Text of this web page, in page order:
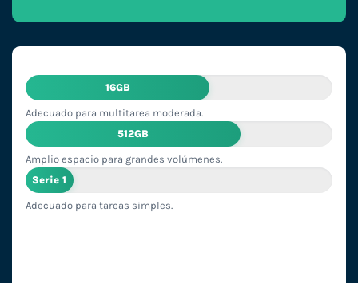
16GB
Adecuado para multitarea moderada.
512GB
Amplio espacio para grandes volúmenes.
Serie 1
Adecuado para tareas simples.